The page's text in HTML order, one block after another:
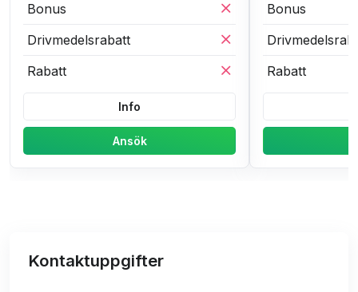
Bonus
Drivmedelsrabatt
Rabatt
Info
Ansök
Bonus
Rabatt
Kontaktuppgifter